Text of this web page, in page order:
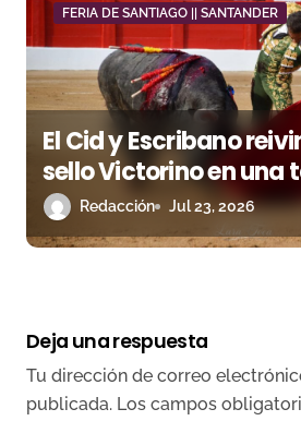
FERIA DE SANTIAGO || SANTANDER
El Cid y Escribano
sello Victorino en una
oficio y verdad en
Redacción Jul 23, 2026
Deja una respuesta
Tu dirección de correo
publicada. Los campos